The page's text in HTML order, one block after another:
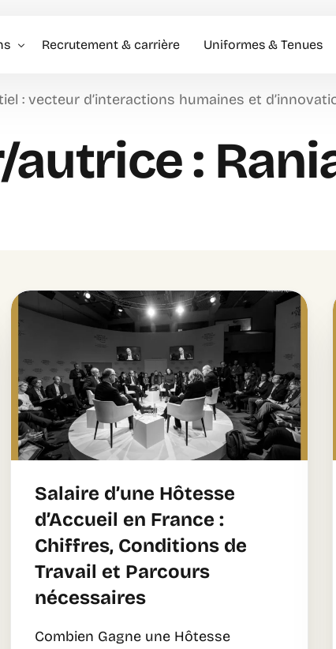
Recrutement & carrière Uniformes & Tenues
: vecteur d’interactions humaines et
:
Salaire d’une Hôtesse
d’Accueil en France :
Chiffres, Conditions de
Travail et Parcours
nécessaires
Combien Gagne une Hôtesse